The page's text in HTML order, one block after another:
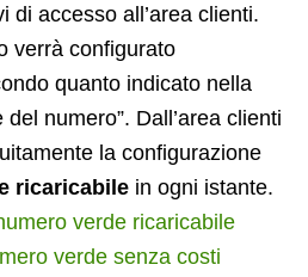
di accesso all’area clienti.
verrà configurato
quanto indicato nella
numero”. Dall’area clienti
la configurazione
ricaricabile in ogni istante.
verde ricaricabile
verde senza costi